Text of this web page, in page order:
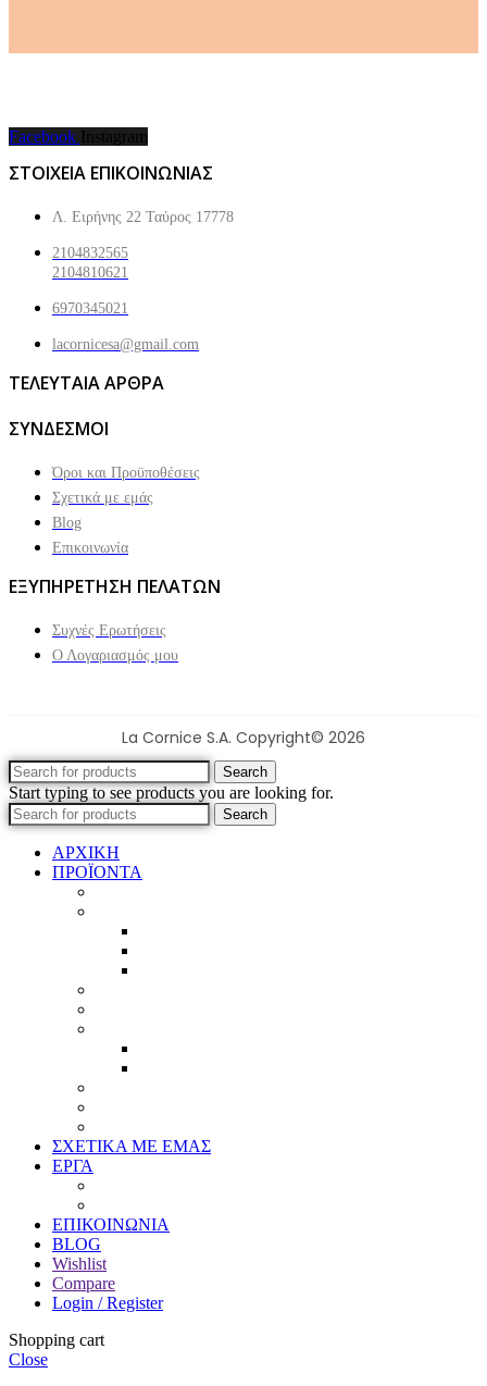
Facebook Instagram
ΣΤΟΙΧΕΙΑ ΕΠΙΚΟΙΝΩΝΙΑΣ
Λ. Ειρήνης 22 Ταύρος 17778
2104832565
2104810621
6970345021
lacornicesa@gmail.com
ΤΕΛΕΥΤΑΙΑ ΑΡΘΡΑ
ΣΥΝΔΕΣΜΟΙ
Όροι και Προϋποθέσεις
Σχετικά με εμάς
Blog
Επικοινωνία
ΕΞΥΠΗΡΕΤΗΣΗ ΠΕΛΑΤΩΝ
Συχνές Ερωτήσεις
Ο Λογαριασμός μου
La Cornice S.A. Copyright© 2026
Search
Start typing to see products you are looking for.
Search
ΑΡΧΙΚΗ
ΠΡΟΪΟΝΤΑ
ΣΧΕΤΙΚΑ ΜΕ ΕΜΑΣ
ΕΡΓΑ
ΕΠΙΚΟΙΝΩΝΙΑ
BLOG
Wishlist
Compare
Login / Register
Shopping cart
Close